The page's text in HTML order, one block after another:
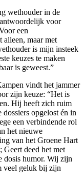
wethouder in de
voor
een
alleen, maar met
is mijn insteek
keuzes te maken
is geweest.”
vindt het jammer
zijn keuze: “Het is
Hij heeft zich ruim
opgelost én in
een verbindende rol
het nieuwe
van het Groene Hart
deed het met
dosis humor. Wij zijn
veel geluk bij zijn